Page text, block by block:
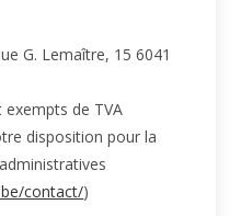
G. Lemaître, 15 6041
de TVA
disposition pour la
contact/)